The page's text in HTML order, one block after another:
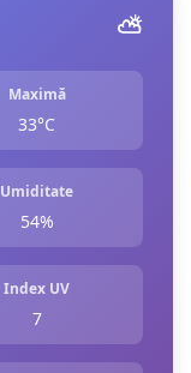
⛅️
Maximă
33°C
Umiditate
54%
Index UV
7